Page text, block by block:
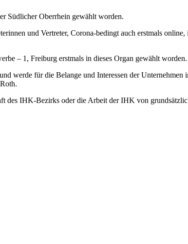
Südlicher Oberrhein gewählt worden.
und Vertreter, Corona-bedingt auch erstmals
– 1, Freiburg erstmals in dieses Organ gewählt worden.
werde für die Belange und Interessen der Unternehmen
des IHK-Bezirks oder die Arbeit der IHK von